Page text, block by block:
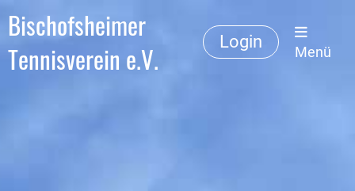
Bischofsheimer
Tennisverein e.V.
Login
Menü